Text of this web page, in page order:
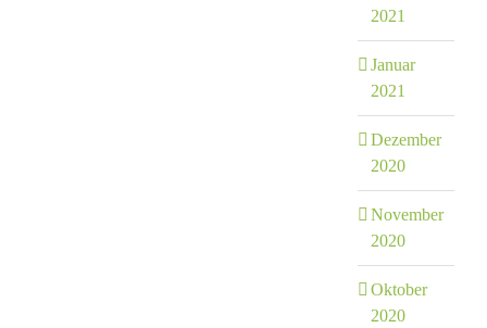
2021
Januar
2021
Dezember
2020
November
2020
Oktober
2020